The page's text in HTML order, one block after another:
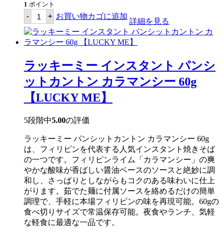
1 ポイント
- ラ
ッ
キ
ー
ミ
イ
ン
タ
ン
ト
ン
シ
ト
カ
ン
ト
ン
ホ
ッ
ト
チ
リ
60g
【LUCKY
+ お買い物カゴに追加
詳細を見る
ラッキーミー インスタント パンシ
ットカントン カラマンシー 60g
【LUCKY ME】
5段階中5.00の評価
ラッキーミー パンシットカントン カラマンシー 60g
は、フィリピンを代表する人気インスタント焼きそば
の一つです。フィリピンライム「カラマンシー」の爽
やかな酸味が香ばしい醤油ベースのソースと絶妙に調
和し、さっぱりとしながらもコクのある味わいに仕上
がります。茹でた麺に付属ソースを絡めるだけの簡単
調理で、手軽に本場フィリピンの味を再現可能。60gの
食べ切りサイズで常温保存可能。夜食やランチ、気軽
な軽食に最適な一品です。